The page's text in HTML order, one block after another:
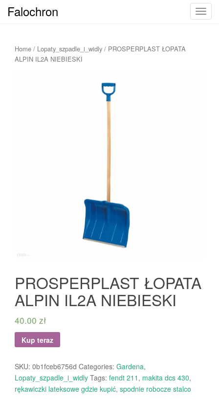
T
Falochron
Home / Lopaty_szpadle_i_widly / PROSPERPLAST ŁOPATA
ALPIN IL2A NIEBIESKI
PROSPERPLAST ŁOPATA
ALPIN IL2A NIEBIESKI
40.00 zł
Kup teraz
SKU: 0b1fceb6756d Categories: Gardena,
Lopaty_szpadle_i_widly Tags: fendt 211 , makita dcs 430,
rękawiczki lateksowe gdzie kupić, spodnie robocze stalco